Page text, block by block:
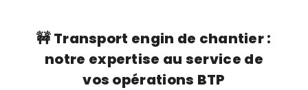
🚧 Transport engin de chantier :
notre expertise au service de
vos opérations BTP